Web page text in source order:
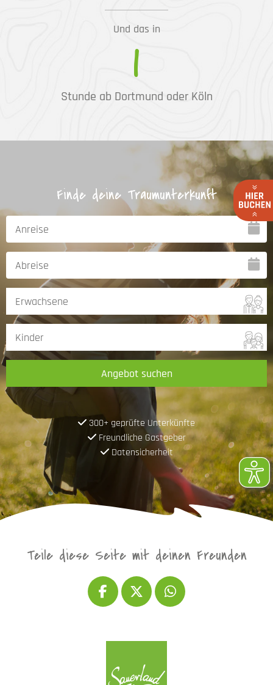
Und das in
1
Stunde ab Dortmund oder Köln
Finde deine Traumunterkunft
Angebot suchen
300+ geprüfte Unterkünfte
Freundliche Gastgeber
Datensicherheit
Teile diese Seite mit deinen Freunden